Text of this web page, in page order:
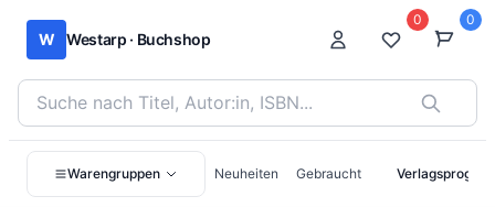
W Westarp · Buchshop
Bücher suchen nach Titel, Autor:in oder ISBN
0 0
Warengruppen Neuheiten Gebraucht